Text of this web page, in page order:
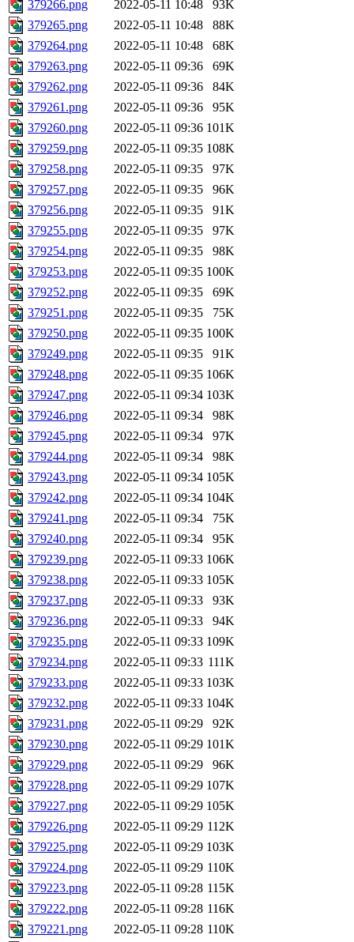
379266.png
2022-05-11 10:48
93K
379265.png
2022-05-11 10:48
88K
379264.png
2022-05-11 10:48
68K
379263.png
2022-05-11 09:36
69K
379262.png
2022-05-11 09:36
84K
379261.png
2022-05-11 09:36
95K
379260.png
2022-05-11 09:36 101K
379259.png
2022-05-11 09:35 108K
379258.png
2022-05-11 09:35
97K
379257.png
2022-05-11 09:35
96K
379256.png
2022-05-11 09:35
91K
379255.png
2022-05-11 09:35
97K
379254.png
2022-05-11 09:35
98K
379253.png
2022-05-11 09:35 100K
379252.png
2022-05-11 09:35
69K
379251.png
2022-05-11 09:35
75K
379250.png
2022-05-11 09:35 100K
379249.png
2022-05-11 09:35
91K
379248.png
2022-05-11 09:35 106K
379247.png
2022-05-11 09:34 103K
379246.png
2022-05-11 09:34
98K
379245.png
2022-05-11 09:34
97K
379244.png
2022-05-11 09:34
98K
379243.png
2022-05-11 09:34 105K
379242.png
2022-05-11 09:34 104K
379241.png
2022-05-11 09:34
75K
379240.png
2022-05-11 09:34
95K
379239.png
2022-05-11 09:33 106K
379238.png
2022-05-11 09:33 105K
379237.png
2022-05-11 09:33
93K
379236.png
2022-05-11 09:33
94K
379235.png
2022-05-11 09:33 109K
379234.png
2022-05-11 09:33 111K
379233.png
2022-05-11 09:33 103K
379232.png
2022-05-11 09:33 104K
379231.png
2022-05-11 09:29
92K
379230.png
2022-05-11 09:29 101K
379229.png
2022-05-11 09:29
96K
379228.png
2022-05-11 09:29 107K
379227.png
2022-05-11 09:29 105K
379226.png
2022-05-11 09:29 112K
379225.png
2022-05-11 09:29 103K
379224.png
2022-05-11 09:29 110K
379223.png
2022-05-11 09:28 115K
379222.png
2022-05-11 09:28 116K
379221.png
2022-05-11 09:28 110K